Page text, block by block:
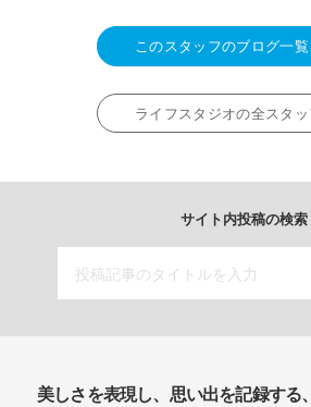
このスタッフのブログ一
ライフスタジオの全スタ
サイト内投稿の検索
美しさを表現し、思い出を記録する